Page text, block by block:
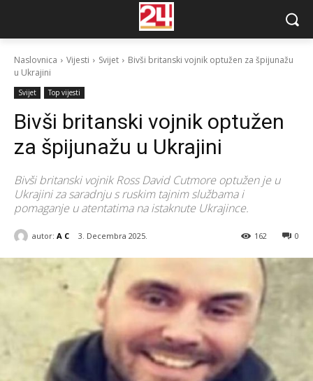
Naslovnica Vijesti Svijet
Bivši britanski vojnik optužen za špijunažu
u Ukrajini
Svijet Top vijesti
Bivši britanski vojnik optužen
za špijunažu u Ukrajini
Bivši britanski vojnik Ross David Cutmore optužen je u
Ukrajini za saradnju s ruskim tajnim službama i
pomaganje u atentatima na istaknute Ukrajince.
autor: A C 3. Decembra 2025. 0
162